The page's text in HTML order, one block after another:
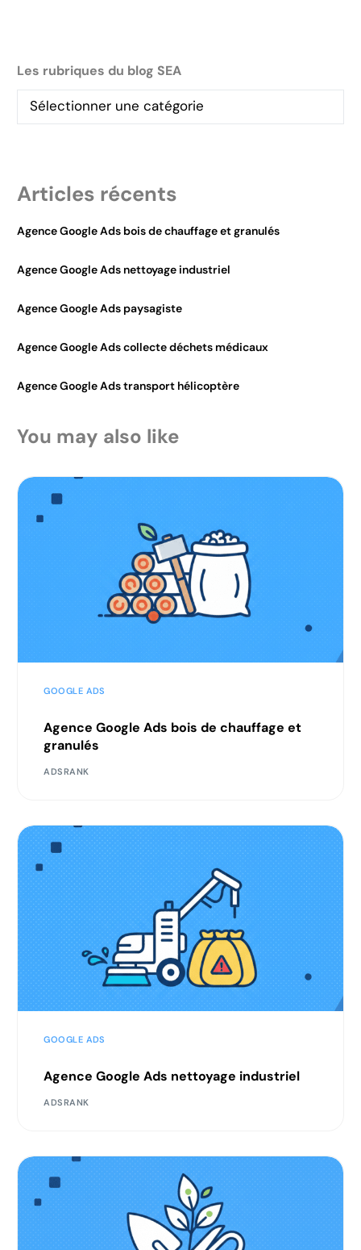
Les rubriques du blog SEA
Articles récents
Agence Google Ads bois de chauffage et granulés
Agence Google Ads nettoyage industriel
Agence Google Ads paysagiste
Agence Google Ads collecte déchets médicaux
Agence Google Ads transport hélicoptère
You may also like
GOOGLE ADS
Agence Google Ads bois de chauffage et
granulés
ADSRANK
GOOGLE ADS
Agence Google Ads nettoyage industriel
ADSRANK
Audit gratuit